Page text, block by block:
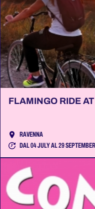
FLAMINGO RIDE
RAVENNA
DAL 04 JULY AL 29